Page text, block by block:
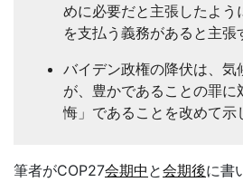
めに必要だと主張したよう
を支払う義務があると主張
バイデン政権の降伏は、気
が、豊かであることの罪
悔」であることを改めて示
筆者がCOP27会期中 と会期後に書